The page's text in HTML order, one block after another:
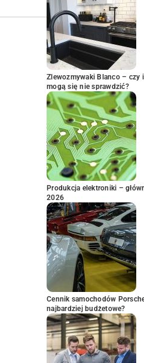
Zlewozmywaki Blanco – czy
mogą się nie sprawdzić?
Produkcja elektroniki –
2026
Cennik samochodów
najbardziej budżetowe?